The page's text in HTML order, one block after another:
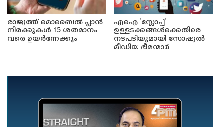
രാജ്യത്ത് മൊബൈൽ പ്ലാൻ
നിരക്കുകൾ 15 ശതമാനം
വരെ ഉയർന്നേക്കും
എഐ 'സ്ലോപ്പ്'
ഉള്ളടക്കങ്ങൾക്കെതിരെ
നടപടിയുമായി സോഷ്യൽ
മീഡിയ ഭീമന്മാർ